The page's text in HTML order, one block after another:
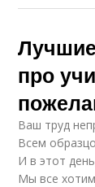
про
Ваш труд
Всем
И в этот
Мы все